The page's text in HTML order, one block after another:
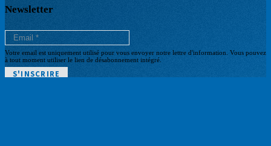
Newsletter
Votre email est uniquement utilisé pour vous envoyer notre lettre d'information. Vous pouvez
à tout moment utiliser le lien de désabonnement intégré.